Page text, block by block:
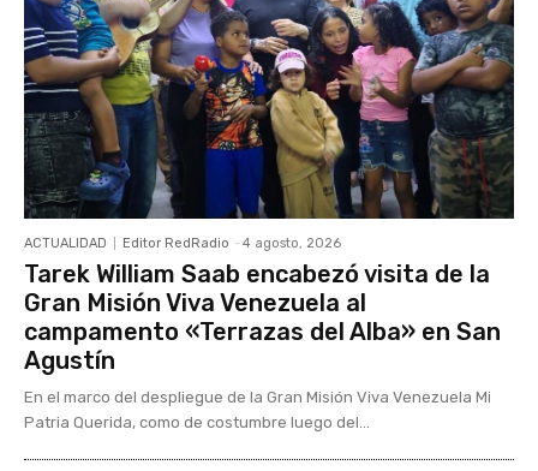
ACTUALIDAD Editor RedRadio - 4 agosto, 2026
Tarek William Saab encabezó visita de la
Gran Misión Viva Venezuela al
campamento «Terrazas del Alba» en San
Agustín
En el marco del despliegue de la Gran Misión Viva Venezuela Mi
Patria Querida, como de costumbre luego del...